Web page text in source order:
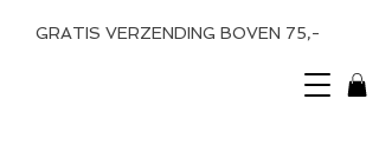
GRATIS VERZENDING BOVEN 75,-